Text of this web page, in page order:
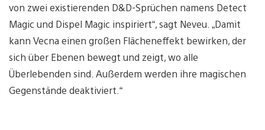
von zwei existierenden D&D-Sprüchen namens Detect
Magic und Dispel Magic inspiriert“, sagt Neveu. „Damit
kann Vecna einen großen Flächeneffekt bewirken, der
sich über Ebenen bewegt und zeigt, wo alle
Überlebenden sind. Außerdem werden ihre magischen
Gegenstände deaktiviert.“